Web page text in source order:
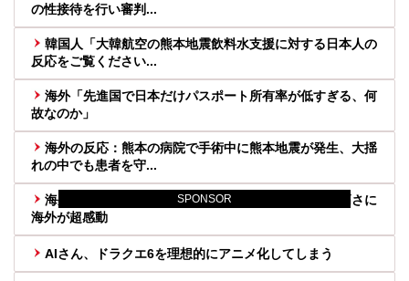
SPONSOR
の性接待を行い審判...
韓国人「大韓航空の熊本地震飲料水支援に対する日本人の
反応をご覧ください...
海外「先進国で日本だけパスポート所有率が低すぎる、何
故なのか」
海外の反応：熊本の病院で手術中に熊本地震が発生、大揺
れの中でも患者を守...
海外「さすが日本！」日本の医療従事者の倫理観の高さに
海外が超感動
AIさん、ドラクエ6を理想的にアニメ化してしまう